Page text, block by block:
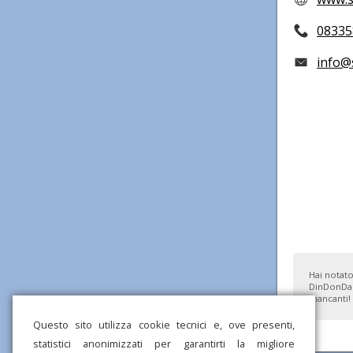
Questo sito utilizza cookie tecnici e, ove presenti,
statistici anonimizzati per garantirti la migliore
Hai
mancanti!